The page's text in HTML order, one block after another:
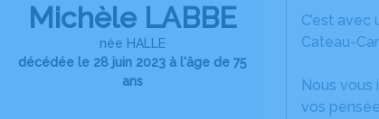
Michèle LABBE
née HALLE
décédée le 28 juin 2023 à l'âge de 75
ans
C’est
Cateau-
Nous
vos